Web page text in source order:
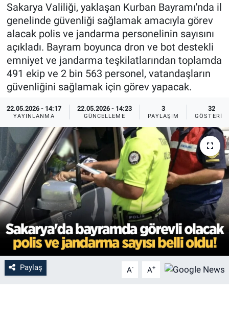
Sakarya Valiliği, yaklaşan Kurban Bayramı'nda il
genelinde güvenliği sağlamak amacıyla görev
alacak polis ve jandarma personelinin sayısını
açıkladı. Bayram boyunca dron ve bot destekli
emniyet ve jandarma teşkilatlarından toplamda
491 ekip ve 2 bin 563 personel, vatandaşların
güvenliğini sağlamak için görev yapacak.
22.05.2026 - 14:17
YAYINLANMA
22.05.2026 - 14:23
GÜNCELLEME
3
PAYLAŞIM
32
GÖSTERIM
Paylaş A- A+